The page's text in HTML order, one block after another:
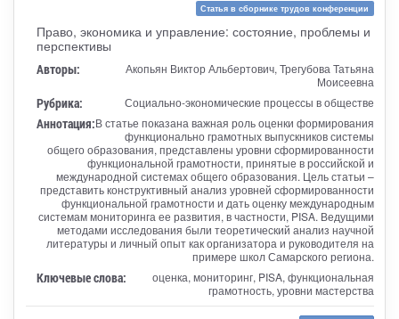
Статья в сборнике трудов конференции
Право, экономика и управление: состояние, проблемы и
перспективы
Авторы:
Акопьян Виктор Альбертович, Трегубова Татьяна
Моисеевна
Рубрика: Социально-экономические процессы в обществе
Аннотация:В статье показана важная роль оценки формирования
функционально грамотных выпускников системы
общего образования, представлены уровни сформированности
функциональной грамотности, принятые в российской и
международной системах общего образования. Цель статьи –
представить конструктивный анализ уровней сформированности
функциональной грамотности и дать оценку международным
системам мониторинга ее развития, в частности, PISA. Ведущими
методами исследования были теоретический анализ научной
литературы и личный опыт как организатора и руководителя на
примере школ Самарского региона.
Ключевые слова:
оценка, мониторинг, PISA, функциональная
грамотность, уровни мастерства